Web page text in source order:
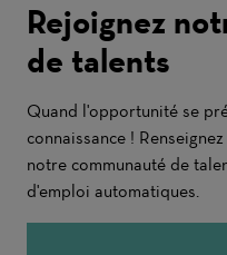
Rejoignez
de talents
Quand l'opportunité se
connaissance !
notre communauté de
d'emploi automatiques.